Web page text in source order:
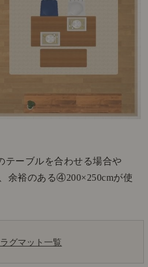
テーブルを合わせる場合や
余裕のある④200×250cmが使
グマット一覧